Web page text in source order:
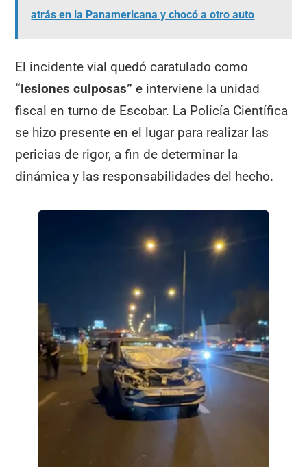
atrás en la Panamericana y chocó a otro auto
El incidente vial quedó caratulado como
“lesiones culposas” e interviene la unidad
fiscal en turno de Escobar. La Policía Científica
se hizo presente en el lugar para realizar las
pericias de rigor, a fin de determinar la
dinámica y las responsabilidades del hecho.